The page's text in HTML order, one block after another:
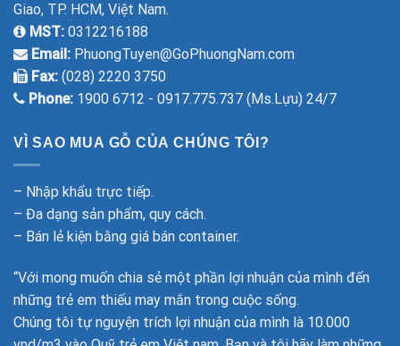
Giao, TP. HCM, Việt Nam.
MST: 0312216188
Email: PhuongTuyen@GoPhuongNam.com
Fax: (028) 2220 3750
Phone: 1900 6712 - 0917.775.737 (Ms.Lựu) 24/7
VÌ SAO MUA GỖ CỦA CHÚNG TÔI?
– Nhập khẩu trực tiếp.
– Đa dạng sản phẩm, quy cách.
– Bán lẻ kiện bằng giá bán container.
“Với mong muốn chia sẻ một phần lợi nhuận của mình đến
những trẻ em thiếu may mắn trong cuộc sống.
Chúng tôi tự nguyện trích lợi nhuận của mình là 10.000